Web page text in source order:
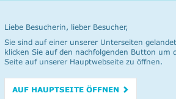
Liebe Besucherin, lieber Besucher,
Sie sind auf einer unserer Unterseiten
klicken Sie auf den nachfolgenden Button um
Seite auf unserer Hauptwebseite zu öffnen.
AUF HAUPTSEITE ÖFFNEN